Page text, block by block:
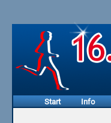
Start Info